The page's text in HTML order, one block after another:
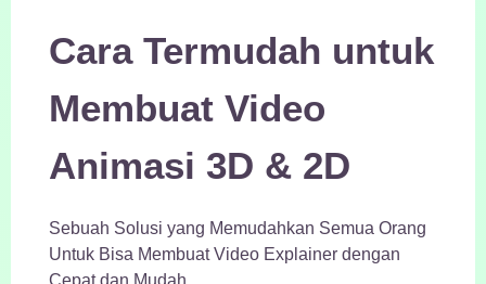
Cara Termudah untuk
Membuat Video
Animasi 3D & 2D
Sebuah Solusi yang Memudahkan Semua Orang
Untuk Bisa Membuat Video Explainer dengan
Cepat dan Mudah